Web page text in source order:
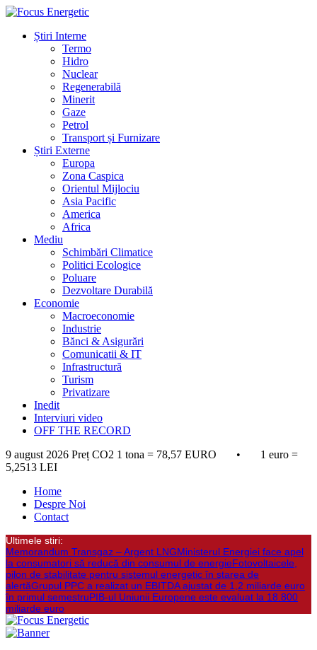
Știri Interne
Termo
Hidro
Nuclear
Regenerabilă
Minerit
Gaze
Petrol
Transport și Furnizare
Știri Externe
Europa
Zona Caspica
Orientul Mijlociu
Asia Pacific
America
Africa
Mediu
Schimbări Climatice
Politici Ecologice
Poluare
Dezvoltare Durabilă
Economie
Macroeconomie
Industrie
Bănci & Asigurări
Comunicatii & IT
Infrastructură
Turism
Privatizare
Inedit
Interviuri video
OFF THE RECORD
9 august 2026 Preț CO2 1 tona = 78,57 EURO • 1 euro =
5,2513 LEI
Home
Despre Noi
Contact
Ultimele stiri:
Memorandum Transgaz – Argent LNGMinisterul Energiei face apel
la consumatori să reducă din consumul de energieFotovoltaicele,
pilon de stabilitate pentru sistemul energetic în starea de
alertăGrupul PPC a realizat un EBITDA ajustat de 1,2 miliarde euro
în primul semestruPIB-ul Uniunii Europene este evaluat la 18.800
miliarde euro